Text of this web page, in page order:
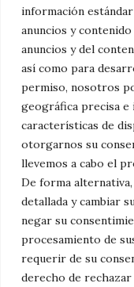
información
anuncios y
anuncios y del
así como para
permiso, nosotros
geográfica precisa e
características de
otorgarnos su
llevemos a cabo el
De forma
detallada y cambiar
negar su
procesamiento de
requerir de su
derecho de
¿Te animas a
ruedas en
podrías
historia y
segunda mano
Categorías
General,
Descubre
que Dominan
Frontera
Por Qué